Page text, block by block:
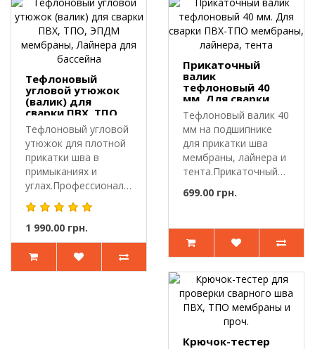
Тефлоновый
угловой утюжок
(валик) для
сварки ПВХ, ТПО,
ЭПДМ мембраны,
Лайнера для
бассейна
Тефлоновый угловой
утюжок для плотной
прикатки шва в
примыканиях и
углах.Профессиональный
угловой ут..
1 990.00 грн.
Прикаточный
валик
тефлоновый 40
мм. Для сварки
ПВХ-ТПО
мембраны,
лайнера, тента
Тефлоновый валик 40
мм на подшипнике
для прикатки шва
мембраны, лайнера и
тента.Прикаточный
699.00 грн.
Крючок-тестер